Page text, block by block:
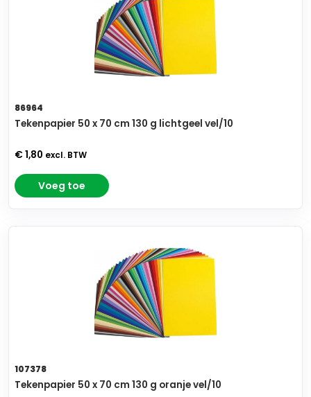
86964
Tekenpapier 50 x 70 cm 130 g lichtgeel vel/10
€ 1,80 excl. BTW
Voeg toe
107378
Tekenpapier 50 x 70 cm 130 g oranje vel/10